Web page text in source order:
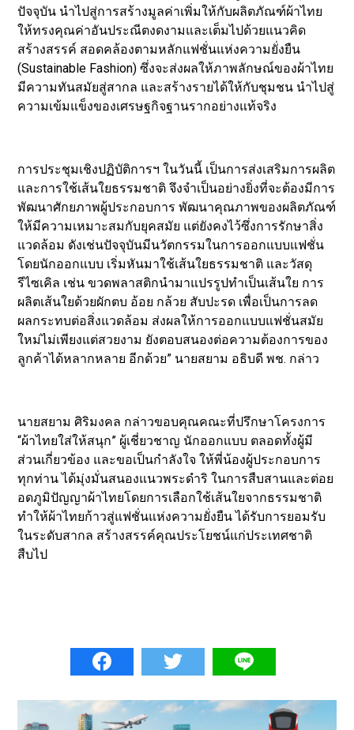
ปัจจุบัน นำไปสู่การสร้างมูลค่าเพิ่มให้กับผลิตภัณฑ์ผ้าไทย
ให้ทรงคุณค่าอันประณีตงดงามและเต็มไปด้วยแนวคิด
สร้างสรรค์ สอดคล้องตามหลักแฟชั่นแห่งความยั่งยืน
(Sustainable Fashion) ซึ่งจะส่งผลให้ภาพลักษณ์ของผ้าไทย
มีความทันสมัยสู่สากล และสร้างรายได้ให้กับชุมชน นำไปสู่
ความเข้มแข็งของเศรษฐกิจฐานรากอย่างแท้จริง
การประชุมเชิงปฏิบัติการฯ ในวันนี้ เป็นการส่งเสริมการผลิต
และการใช้เส้นใยธรรมชาติ จึงจำเป็นอย่างยิ่งที่จะต้องมีการ
พัฒนาศักยภาพผู้ประกอบการ พัฒนาคุณภาพของผลิตภัณฑ์
ให้มีความเหมาะสมกับยุคสมัย แต่ยังคงไว้ซึ่งการรักษาสิ่ง
แวดล้อม ดังเช่นปัจจุบันมีนวัตกรรมในการออกแบบแฟชั่น
โดยนักออกแบบ เริ่มหันมาใช้เส้นใยธรรมชาติ และวัสดุ
รีไซเคิล เช่น ขวดพลาสติกนํามาแปรรูปทําเป็นเส้นใย การ
ผลิตเส้นใยด้วยผักตบ อ้อย กล้วย สับปะรด เพื่อเป็นการลด
ผลกระทบต่อสิ่งแวดล้อม ส่งผลให้การออกแบบแฟชั่นสมัย
ใหม่ไม่เพียงแต่สวยงาม ยังตอบสนองต่อความต้องการของ
ลูกค้าได้หลากหลาย อีกด้วย” นายสยาม อธิบดี พช. กล่าว
นายสยาม ศิริมงคล กล่าวขอบคุณคณะที่ปรึกษาโครงการ
“ผ้าไทยใส่ให้สนุก” ผู้เชี่ยวชาญ นักออกแบบ ตลอดทั้งผู้มี
ส่วนเกี่ยวข้อง และขอเป็นกำลังใจ ให้พี่น้องผู้ประกอบการ
ทุกท่าน ได้มุ่งมั่นสนองแนวพระดำริ ในการสืบสานและต่อย
อดภูมิปัญญาผ้าไทยโดยการเลือกใช้เส้นใยจากธรรมชาติ
ทำให้ผ้าไทยก้าวสู่แฟชั่นแห่งความยั่งยืน ได้รับการยอมรับ
ในระดับสากล สร้างสรรค์คุณประโยชน์แก่ประเทศชาติ
สืบไป